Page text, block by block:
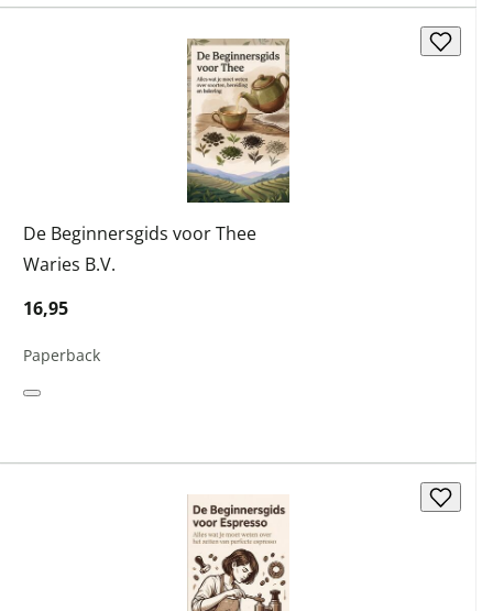
De Beginnersgids voor Thee
Waries B.V.
16,95
Paperback